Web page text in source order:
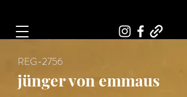
REG-2756
jünger von emmaus